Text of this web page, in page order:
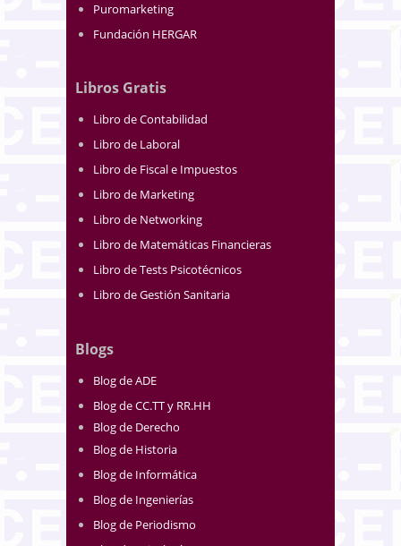
Puromarketing
Fundación HERGAR
Libros Gratis
Libro de Contabilidad
Libro de Laboral
Libro de Fiscal e Impuestos
Libro de Marketing
Libro de Networking
Libro de Matemáticas Financieras
Libro de Tests Psicotécnicos
Libro de Gestión Sanitaria
Blogs
Blog de ADE
Blog de CC.TT y RR.HH
Blog de Derecho
Blog de Historia
Blog de Informática
Blog de Ingenierías
Blog de Periodismo